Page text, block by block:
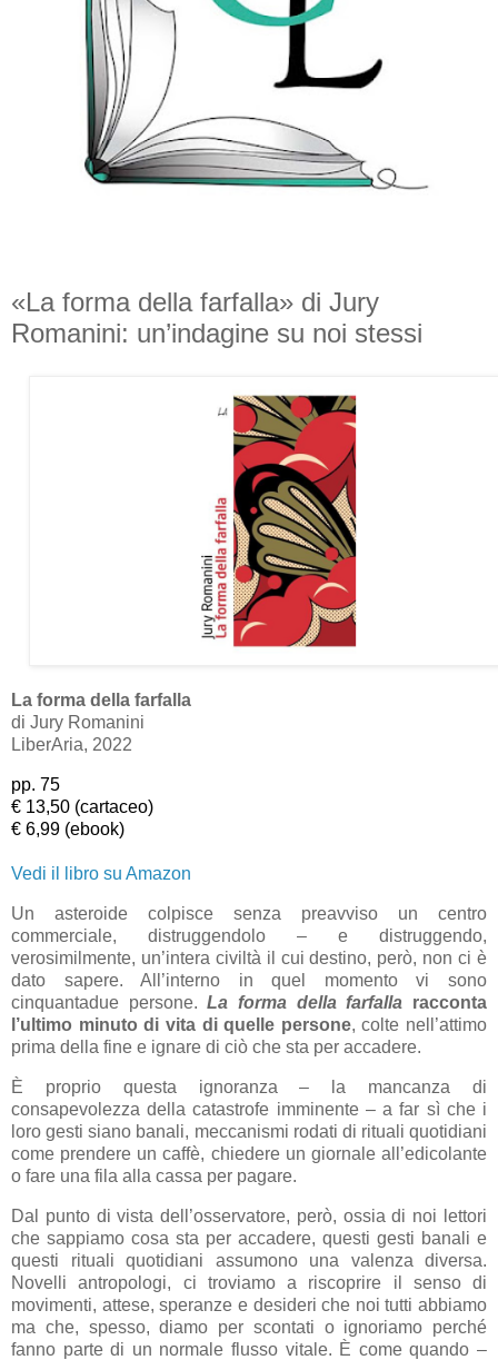
«La forma della farfalla» di Jury
Romanini: un’indagine su noi stessi
La forma della farfalla
di Jury Romanini
LiberAria, 2022
pp. 75
€ 13,50 (cartaceo)
€ 6,99 (ebook)
Vedi il libro su Amazon
Un asteroide colpisce senza preavviso un centro
commerciale, distruggendolo – e distruggendo,
verosimilmente, un’intera civiltà il cui destino, però, non ci è
dato sapere. All’interno in quel momento vi sono
cinquantadue persone.La forma della farfalla racconta
l’ultimo minuto di vita di quelle persone, colte nell’attimo
prima della fine e ignare di ciò che sta per accadere.
È proprio questa ignoranza – la mancanza di
consapevolezza della catastrofe imminente – a far sì che i
loro gesti siano banali, meccanismi rodati di rituali quotidiani
come prendere un caffè, chiedere un giornale all’edicolante
o fare una fila alla cassa per pagare.
Dal punto di vista dell’osservatore, però, ossia di noi lettori
che sappiamo cosa sta per accadere, questi gesti banali e
questi rituali quotidiani assumono una valenza diversa.
Novelli antropologi, ci troviamo a riscoprire il senso di
movimenti, attese, speranze e desideri che noi tutti abbiamo
ma che, spesso, diamo per scontati o ignoriamo perché
fanno parte di un normale flusso vitale. È come quando –